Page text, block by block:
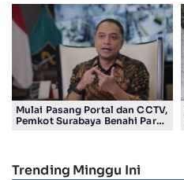
Ribu
Mulai Pasang Portal dan CCTV,
Pemkot Surabaya Benahi Parkir
Trending Minggu Ini